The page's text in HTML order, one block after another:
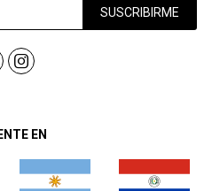
EN
SUSCRIBIRME
